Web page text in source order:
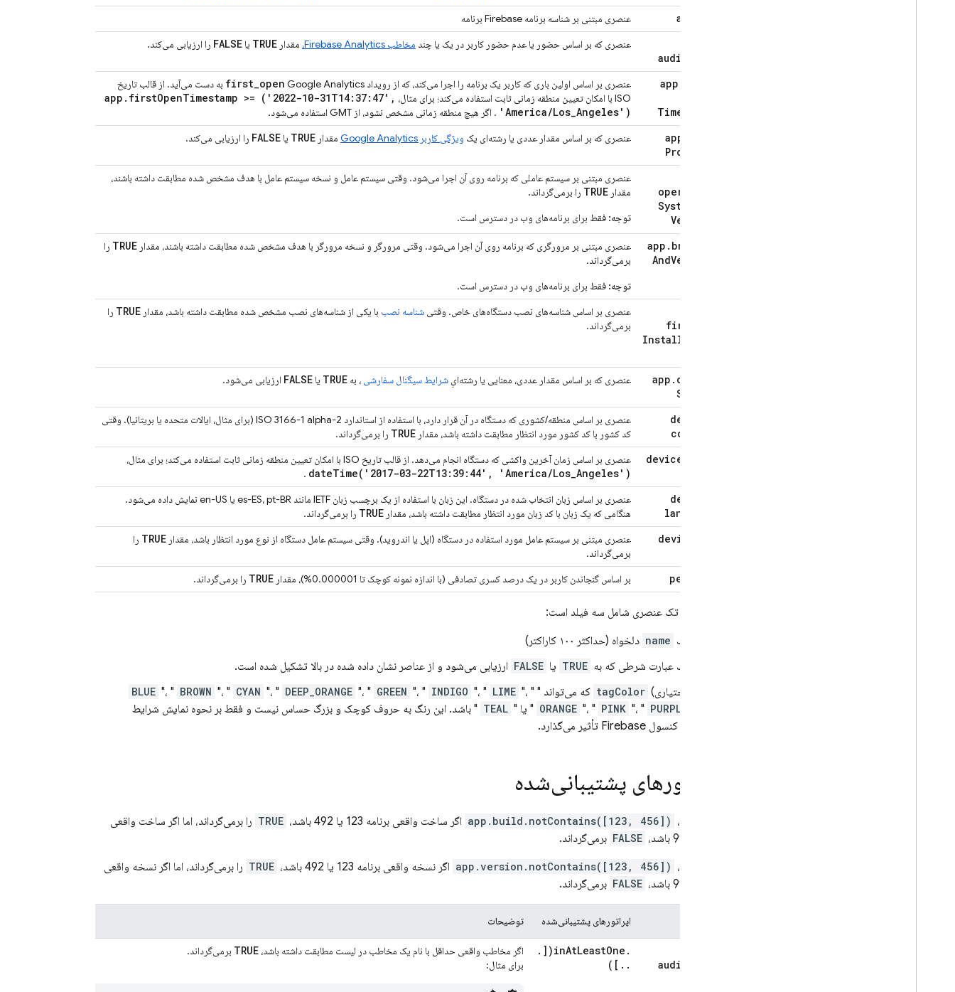
app عنصری مبتنی بر شناسه برنامه Firebase برنامه
audiences
عنصری که بر اساس حضور یا عدم حضور کاربر در یک یا چند مخاطب Firebase Analytics، مقدار TRUE یا FALSE را ارزیابی می‌کند.
app
Timestamp
عنصری بر اساس اولین باری که کاربر یک برنامه را اجرا می‌کند، که از رویداد first_open Google Analytics
به دست می‌آید. از قالب تاریخ
ISO با امکان تعیین منطقه زمانی ثابت استفاده می‌کند؛ برای مثال،
app . firstOpenTimestamp >= ('2022-10-31T14:37:47' ,
'America/Los_Angeles') . اگر هیچ منطقه زمانی مشخص نشود، از GMT استفاده می‌شود.
app
Property
عنصری که بر اساس مقدار عددی یا رشته‌ای یک ویژگی کاربر Google Analytics مقدار TRUE یا FALSE را ارزیابی می‌کند.
operating
System
Version
عنصری مبتنی بر سیستم عاملی که برنامه روی آن اجرا می‌شود. وقتی سیستم عامل و نسخه سیستم عامل با هدف مشخص شده مطابقت داشته باشند،
مقدار TRUE را برمی‌گرداند.
توجه: فقط برای برنامه‌های وب در دسترس است.
app . browser
AndVersion
عنصری مبتنی بر مرورگری که برنامه روی آن اجرا می‌شود. وقتی مرورگر و نسخه مرورگر با هدف مشخص شده مطابقت داشته باشند، مقدار TRUE را
برمی‌گرداند.
توجه: فقط برای برنامه‌های وب در دسترس است.
firebase
Installation
عنصری بر اساس شناسه‌های نصب دستگاه‌های خاص. وقتی شناسه نصب با یکی از شناسه‌های نصب مشخص شده مطابقت داشته باشد، مقدار TRUE را
برمی‌گرداند.
app . custom
Signal
عنصری که بر اساس مقدار عددی، معنایی یا رشته‌ایِ شرایط سیگنال سفارشی ، به TRUE یا FALSE ارزیابی می‌شود.
device
country
عنصری بر اساس منطقه/کشوری که دستگاه در آن قرار دارد، با استفاده از استاندارد ISO 3166-1 alpha-2 (برای مثال، ایالات متحده یا بریتانیا). وقتی
کد کشور با کد کشور مورد انتظار مطابقت داشته باشد، مقدار TRUE را برمی‌گرداند.
device عنصری بر اساس زمان آخرین واکشی که دستگاه انجام می‌دهد. از قالب تاریخ ISO با امکان تعیین منطقه زمانی ثابت استفاده می‌کند؛ برای مثال،
dateTime( '2017-03-22T13:39:44' , 'America/Los_Angeles')
.
device
language
عنصری بر اساس زبان انتخاب شده در دستگاه. این زبان با استفاده از یک برچسب زبان IETF مانند es-ES، pt-BR یا en-US نمایش داده می‌شود.
هنگامی که یک زبان با کد زبان مورد انتظار مطابقت داشته باشد، مقدار TRUE را برمی‌گرداند.
device عنصری مبتنی بر سیستم عامل مورد استفاده در دستگاه (اپل یا اندروید). وقتی سیستم عامل دستگاه از نوع مورد انتظار باشد، مقدار TRUE را
برمی‌گرداند.
percent بر اساس گنجاندن کاربر در یک درصد کسری تصادفی (با اندازه نمونه کوچک تا 0.000001%)، مقدار TRUE را برمی‌گرداند.
یک شرط تک عنصری شامل سه فیلد است:
یک name دلخواه (حداکثر ۱۰۰ کاراکتر)
یک عبارت شرطی که به TRUE یا FALSE ارزیابی می‌شود و از عناصر نشان داده شده در بالا تشکیل شده است.
(اختیاری) tagColor که می‌تواند " BLUE "، " BROWN "، " CYAN "، " DEEP_ORANGE "، " GREEN "، " INDIGO "، " LIME "، "
ORANGE "، " PINK "، " PURPLE " یا " TEAL " باشد. این رنگ به حروف کوچک و بزرگ حساس نیست و فقط بر نحوه نمایش شرایط
در کنسول Firebase تأثیر می‌گذارد.
اپراتورهای پشتیبانی‌شده
برای مثال، app.build.notContains([123, 456]) اگر ساخت واقعی برنامه 123 یا 492 باشد، TRUE را برمی‌گرداند، اما اگر ساخت واقعی
FALSE برمی‌گرداند.
برای مثال، app.version.notContains([123, 456]) اگر نسخه واقعی برنامه 123 یا 492 باشد، TRUE را برمی‌گرداند، اما اگر نسخه واقعی
FALSE برمی‌گرداند.
اپراتورهای پشتیبانی‌شده توضیحات
audiences
.
inAtLeastOne(
[
.
.
.
])
اگر مخاطب واقعی حداقل با نام یک مخاطب در لیست مطابقت داشته باشد، TRUE برمی‌گرداند.
برای مثال: